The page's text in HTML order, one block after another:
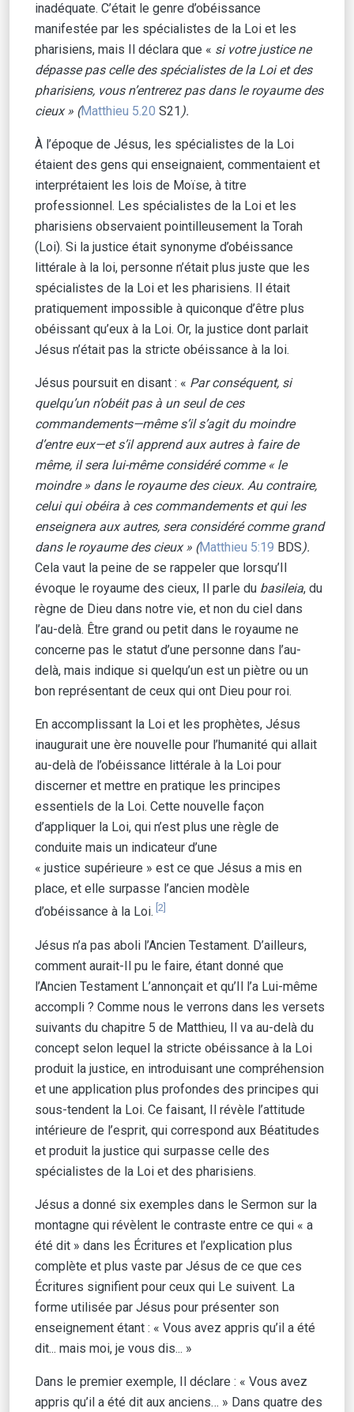
inadéquate. C’était le genre d’obéissance
manifestée par les spécialistes de la Loi et les
pharisiens, mais Il déclara que « si votre justice ne
dépasse pas celle des spécialistes de la Loi et des
pharisiens, vous n’entrerez pas dans le royaume des
cieux » (Matthieu 5.20 S21 ).
À l’époque de Jésus, les spécialistes de la Loi
étaient des gens qui enseignaient, commentaient et
interprétaient les lois de Moïse, à titre
professionnel. Les spécialistes de la Loi et les
pharisiens observaient pointilleusement la Torah
(Loi). Si la justice était synonyme d’obéissance
littérale à la loi, personne n’était plus juste que les
spécialistes de la Loi et les pharisiens. Il était
pratiquement impossible à quiconque d’être plus
obéissant qu’eux à la Loi. Or, la justice dont parlait
Jésus n’était pas la stricte obéissance à la loi.
Jésus poursuit en disant : « Par conséquent, si
quelqu’un n’obéit pas à un seul de ces
commandements—même s’il s’agit du moindre
d’entre eux—et s’il apprend aux autres à faire de
même, il sera lui-même considéré comme « le
moindre » dans le royaume des cieux. Au contraire,
celui qui obéira à ces commandements et qui les
enseignera aux autres, sera considéré comme grand
dans le royaume des cieux » (Matthieu 5:19 BDS).
Cela vaut la peine de se rappeler que lorsqu’Il
évoque le royaume des cieux, Il parle du basileia, du
règne de Dieu dans notre vie, et non du ciel dans
l’au-delà. Être grand ou petit dans le royaume ne
concerne pas le statut d’une personne dans l’au-
delà, mais indique si quelqu’un est un piètre ou un
bon représentant de ceux qui ont Dieu pour roi.
En accomplissant la Loi et les prophètes, Jésus
inaugurait une ère nouvelle pour l’humanité qui allait
au-delà de l’obéissance littérale à la Loi pour
discerner et mettre en pratique les principes
essentiels de la Loi. Cette nouvelle façon
d’appliquer la Loi, qui n’est plus une règle de
conduite mais un indicateur d’une
« justice supérieure » est ce que Jésus a mis en
place, et elle surpasse l’ancien modèle
d’obéissance à la Loi. [2]
Jésus n’a pas aboli l’Ancien Testament. D’ailleurs,
comment aurait-Il pu le faire, étant donné que
l’Ancien Testament L’annonçait et qu’Il l’a Lui-même
accompli ? Comme nous le verrons dans les versets
suivants du chapitre 5 de Matthieu, Il va au-delà du
concept selon lequel la stricte obéissance à la Loi
produit la justice, en introduisant une compréhension
et une application plus profondes des principes qui
sous-tendent la Loi. Ce faisant, Il révèle l’attitude
intérieure de l’esprit, qui correspond aux Béatitudes
et produit la justice qui surpasse celle des
spécialistes de la Loi et des pharisiens.
Jésus a donné six exemples dans le Sermon sur la
montagne qui révèlent le contraste entre ce qui « a
été dit » dans les Écritures et l’explication plus
complète et plus vaste par Jésus de ce que ces
Écritures signifient pour ceux qui Le suivent. La
forme utilisée par Jésus pour présenter son
enseignement étant : « Vous avez appris qu’il a été
dit... mais moi, je vous dis... »
Dans le premier exemple, Il déclare : « Vous avez
appris qu’il a été dit aux anciens… » Dans quatre des